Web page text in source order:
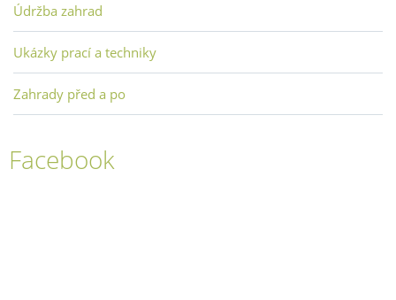
Údržba zahrad
Ukázky prací a techniky
Zahrady před a po
Facebook